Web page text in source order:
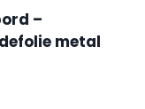
–
metal